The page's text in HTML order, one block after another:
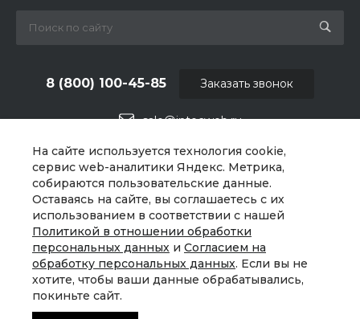
На сайте используется технология cookie,
сервис web-аналитики Яндекс. Метрика,
собираются пользовательские данные.
Оставаясь на сайте, вы соглашаетесь с их
использованием в соответствии с нашей
Политикой в отношении обработки
персональных данных и Согласием на
обработку персональных данных. Если вы не
хотите, чтобы ваши данные обрабатывались,
покиньте сайт.
sale@intecweb.ru
8 (800) 100-45-85
г. Москва, ул. Люсиновская, д. 39
Заказать звонок